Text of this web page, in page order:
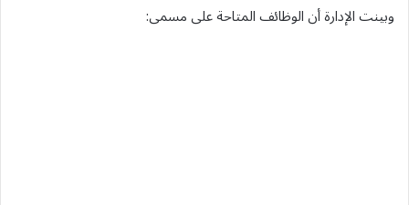
وبينت الإدارة أن الوظائف المتاحة على مسمى: